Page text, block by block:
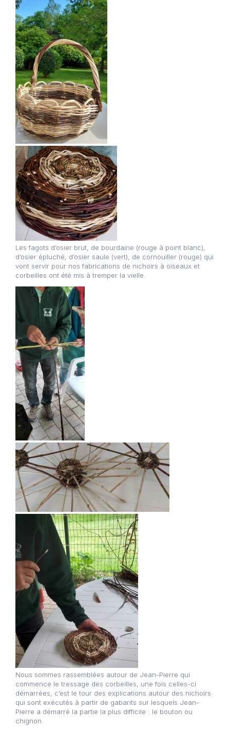
Les fagots d’osier brut, de bourdaine (rouge à point blanc),
d’osier épluché, d’osier saule (vert), de cornouiller (rouge) qui
vont servir pour nos fabrications de nichoirs à oiseaux et
corbeilles ont été mis à tremper la vielle.
Nous sommes rassemblées autour de Jean-Pierre qui
commence le tressage des corbeilles, une fois celles-ci
démarrées, c’est le tour des explications autour des nichoirs
qui sont exécutés à partir de gabarits sur lesquels Jean-
Pierre a démarré la partie la plus difficile : le bouton ou
chignon.